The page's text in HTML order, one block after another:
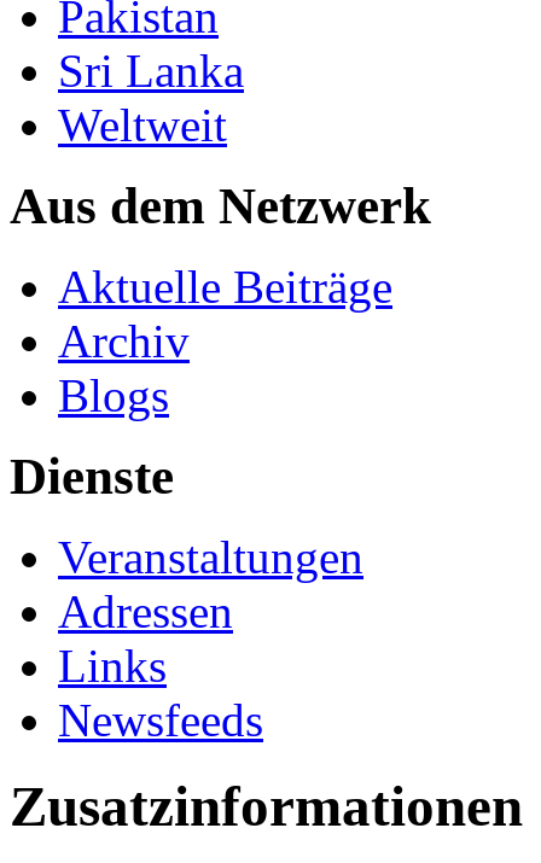
Pakistan
Sri Lanka
Weltweit
Aus dem Netzwerk
Aktuelle Beiträge
Archiv
Blogs
Dienste
Veranstaltungen
Adressen
Links
Newsfeeds
Zusatzinformationen